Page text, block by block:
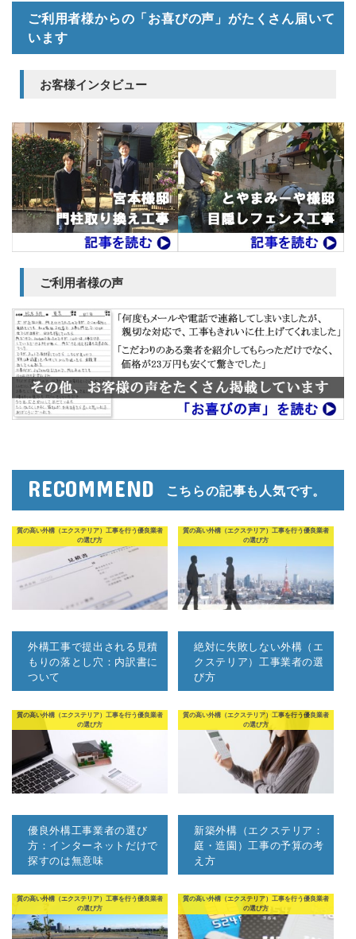
ご利用者様からの「お喜びの声」がたくさん届いて
います
お客様インタビュー
ご利用者様の声
RECOMMEND こちらの記事も人気です。
質の高い外構（エクステリア）工事を行う優良業者
の選び方
外構工事で提出される見積
もりの落とし穴：内訳書に
ついて
質の高い外構（エクステリア）工事を行う優良業者
の選び方
絶対に失敗しない外構（エ
クステリア）工事業者の選
び方
質の高い外構（エクステリア）工事を行う優良業者
の選び方
優良外構工事業者の選び
方：インターネットだけで
探すのは無意味
質の高い外構（エクステリア）工事を行う優良業者
の選び方
新築外構（エクステリア：
庭・造園）工事の予算の考
え方
質の高い外構（エクステリア）工事を行う優良業者
の選び方
質の高い外構（エクステリア）工事を行う優良業者
の選び方